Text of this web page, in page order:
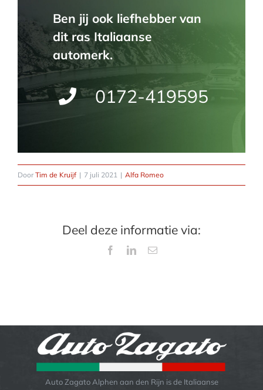
Ben jij ook liefhebber van
dit ras Italiaanse
automerk.
0172-419595
DoorTim de Kruijf | 7 juli 2021 | Alfa Romeo
Deel deze informatie via:
FacebookLinkedIn
E-
Auto Zagato Alphen aan den Rijn is de Italiaanse